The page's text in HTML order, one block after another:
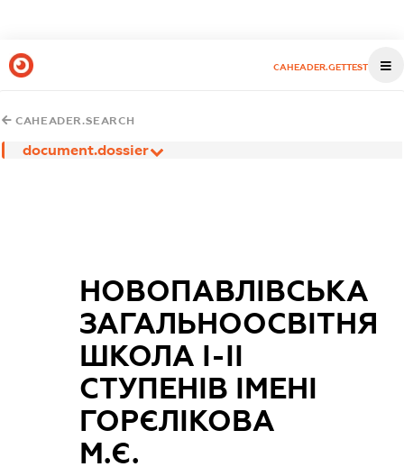
CAHEADER.GETTEST
CAHEADER.SEARCH
document.dossier
НОВОПАВЛІВСЬКА
ЗАГАЛЬНООСВІТНЯ
ШКОЛА І-ІІ
СТУПЕНІВ ІМЕНІ
ГОРЄЛІКОВА
М.Є.